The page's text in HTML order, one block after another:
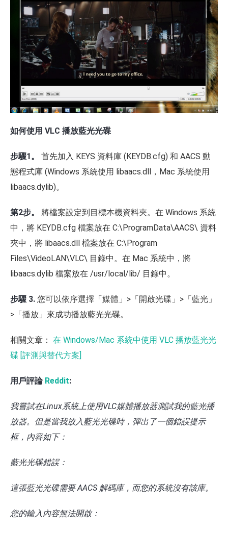
如何使用 VLC 播放藍光光碟
步驟1。
首先加入 KEYS 資料庫 (KEYDB.cfg) 和 AACS 動
態程式庫 (Windows 系統使用 libaacs.dll，Mac 系統使用
libaacs.dylib)。
第2步。
將檔案設定到目標本機資料夾。在 Windows 系統
中，將 KEYDB.cfg 檔案放在 C:\ProgramData\AACS\ 資料
夾中，將 libaacs.dll 檔案放在 C:\Program
Files\VideoLAN\VLC\ 目錄中。在 Mac 系統中，將
libaacs.dylib 檔案放在 /usr/local/lib/ 目錄中。
步驟 3. 您可以依序選擇「媒體」>「開啟光碟」>「藍光」
>「播放」來成功播放藍光光碟。
相關文章： 在 Windows/Mac 系統中使用 VLC 播放藍光光
碟 [評測與替代方案]
用戶評論 Reddit:
我嘗試在Linux系統上使用VLC媒體播放器測試我的藍光播
放器。但是當我放入藍光光碟時，彈出了一個錯誤提示
框，內容如下：
藍光光碟錯誤：
這張藍光光碟需要 AACS 解碼庫，而您的系統沒有該庫。
您的輸入內容無法開啟：